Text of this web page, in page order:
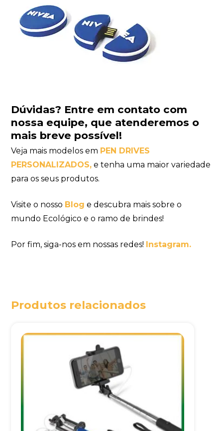
Dúvidas? Entre em contato com
nossa equipe, que atenderemos o
mais breve possível!
Veja mais modelos em PEN DRIVES
PERSONALIZADOS, e tenha uma maior variedade
para os seus produtos.
Visite o nosso Blog e descubra mais sobre o
mundo Ecológico e o ramo de brindes!
Por fim, siga-nos em nossas redes! Instagram.
Produtos relacionados